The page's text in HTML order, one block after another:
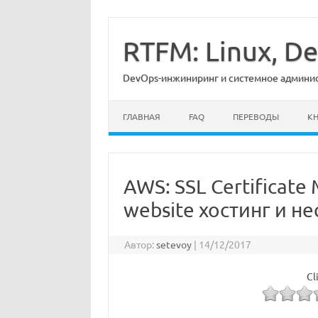
содержимому
RTFM: Linux,
DevOps-инжиниринг и системное
ГЛАВНАЯ FAQ ПЕРЕВОДЫ
AWS: SSL Certificate
website хостинг и
Автор:setevoy | 14/12/2017